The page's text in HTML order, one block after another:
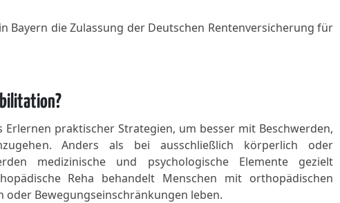
Bayern die Zulassung der Deutschen Rentenversicherung für
praktischer Strategien, um besser mit Beschwerden,
Anders als bei ausschließlich körperlich oder
medizinische und psychologische Elemente gezielt
Reha behandelt Menschen mit orthopädischen
Bewegungseinschränkungen leben.